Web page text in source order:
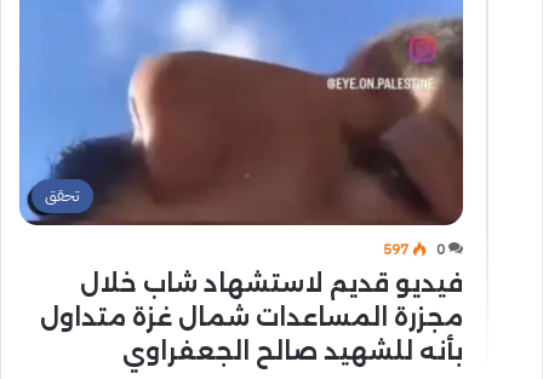
تحقق
0
597
فيديو قديم لاستشهاد شاب خلال
مجزرة المساعدات شمال غزة متداول
بأنه للشهيد صالح الجعفراوي